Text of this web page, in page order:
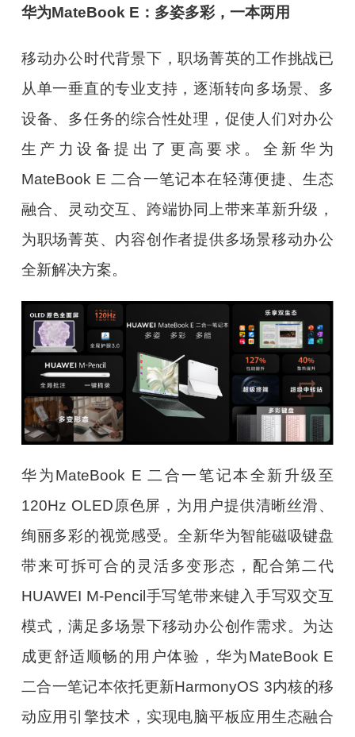
华为MateBook E： 多姿多彩，一本两用
移动办公时代背景下，职场菁英的工作挑战已
从单一垂直的专业支持，逐渐转向多场景、多
设备、多任务的综合性处理，促使人们对办公
生产力设备提出了更高要求。全新华为
MateBook E 二合一笔记本在轻薄便捷、生态
融合、灵动交互、跨端协同上带来革新升级，
为职场菁英、内容创作者提供多场景移动办公
全新解决方案。
华为MateBook E 二合一笔记本全新升级至
120Hz OLED原色屏，为用户提供清晰丝滑、
绚丽多彩的视觉感受。全新华为智能磁吸键盘
带来可拆可合的灵活多变形态，配合第二代
HUAWEI M-Pencil手写笔带来键入手写双交互
模式，满足多场景下移动办公创作需求。为达
成更舒适顺畅的用户体验，华为MateBook E
二合一笔记本依托更新HarmonyOS 3内核的移
动应用引擎技术，实现电脑平板应用生态融合